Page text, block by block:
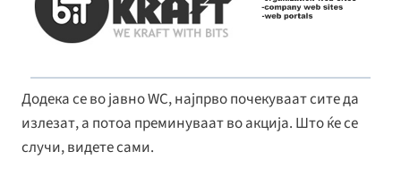
Додека се во јавно WC, најпрво почекуваат сите да
излезат, а потоа преминуваат во акција. Што ќе се
случи, видете сами.